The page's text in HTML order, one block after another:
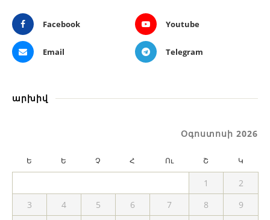
Facebook Youtube
Email Telegram
արխիվ
Օգոստոսի 2026
Ե Ե Չ Հ Ու Շ Կ
1
2
3
4 5 6 7 8
9